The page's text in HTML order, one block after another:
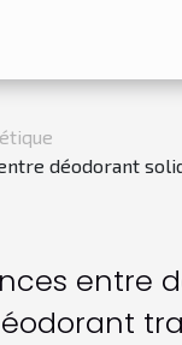
déodorant
entre